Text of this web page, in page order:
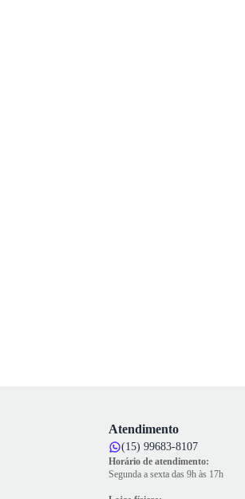
Atendimento
(15) 99683-8107
Horário de atendimento:
Segunda a sexta das 9h às 17h